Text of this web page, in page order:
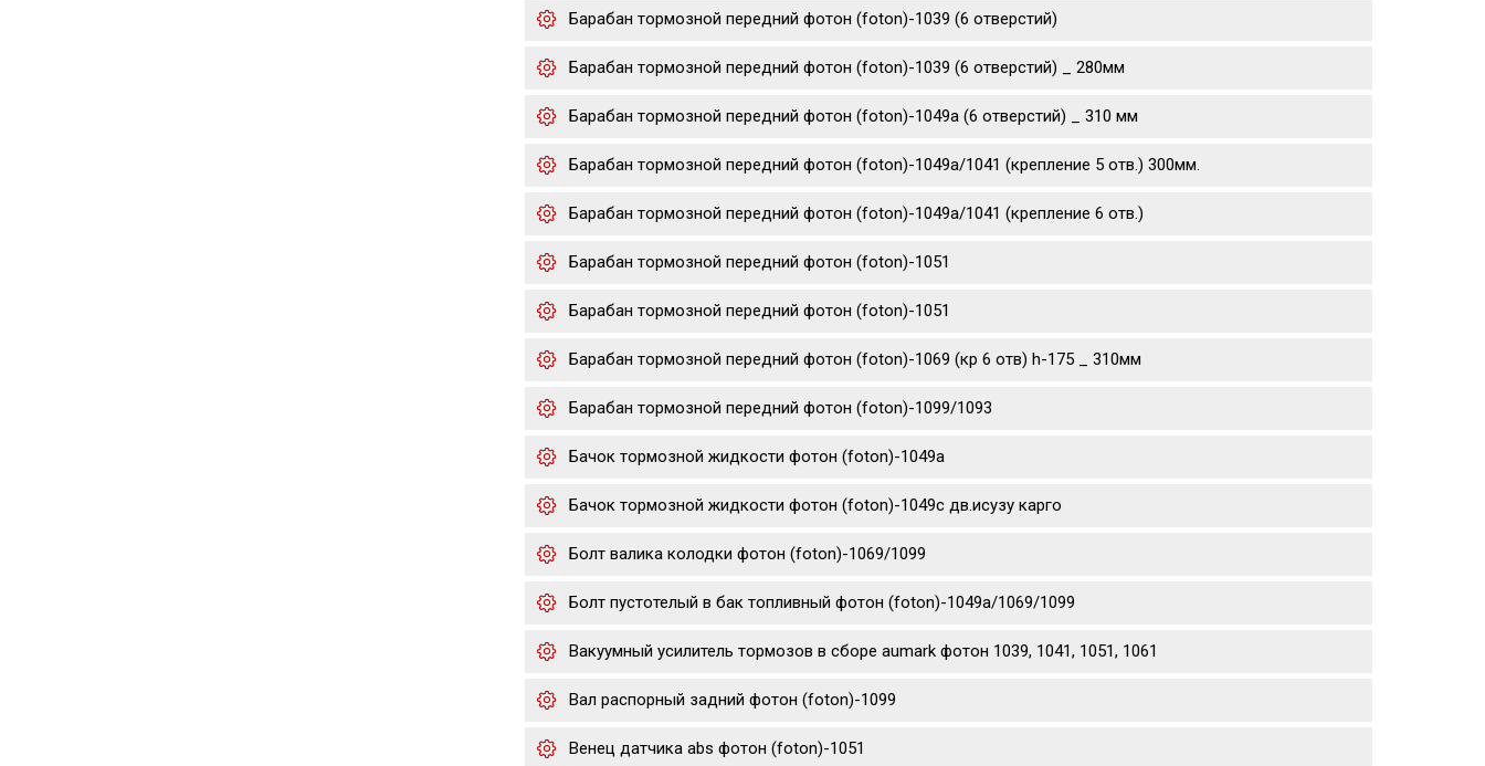
Барабан тормозной передний фотон (foton)-1039 (6 отверстий)
Барабан тормозной передний фотон (foton)-1039 (6 отверстий) _ 280мм
Барабан тормозной передний фотон (foton)-1049а (6 отверстий) _ 310 мм
Барабан тормозной передний фотон (foton)-1049а/1041 (крепление 5 отв.) 300мм.
Барабан тормозной передний фотон (foton)-1049а/1041 (крепление 6 отв.)
Барабан тормозной передний фотон (foton)-1051
Барабан тормозной передний фотон (foton)-1051
Барабан тормозной передний фотон (foton)-1069 (кр 6 отв) h-175 _ 310мм
Барабан тормозной передний фотон (foton)-1099/1093
Бачок тормозной жидкости фотон (foton)-1049а
Бачок тормозной жидкости фотон (foton)-1049с дв.исузу карго
Болт валика колодки фотон (foton)-1069/1099
Болт пустотелый в бак топливный фотон (foton)-1049а/1069/1099
Вакуумный усилитель тормозов в сборе aumark фотон 1039, 1041, 1051, 1061
Вал распорный задний фотон (foton)-1099
Венец датчика abs фотон (foton)-1051